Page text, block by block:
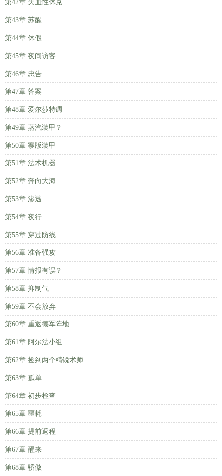
第42章 失血性休克
第43章 苏醒
第44章 休假
第45章 夜间访客
第46章 忠告
第47章 答案
第48章 爱尔莎特调
第49章 蒸汽装甲？
第50章 寨版装甲
第51章 法术机器
第52章 奔向大海
第53章 渗透
第54章 夜行
第55章 穿过防线
第56章 准备强攻
第57章 情报有误？
第58章 抑制气
第59章 不会放弃
第60章 重返德军阵地
第61章 阿尔法小组
第62章 捡到两个精锐术师
第63章 孤单
第64章 初步检查
第65章 噩耗
第66章 提前返程
第67章 醒来
第68章 骄傲